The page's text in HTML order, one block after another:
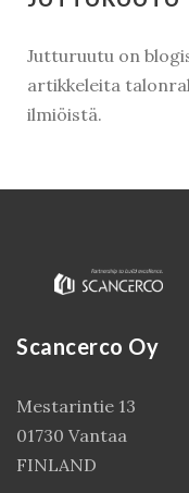
Jutturuutu on
artikkeleita
ilmiöistä.
Scancerco Oy
Mestarintie 13
01730 Vantaa
FINLAND